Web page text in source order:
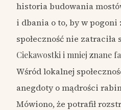
historia budowania
i dbania o to, by w pogoni
społeczność nie zatraciła
Ciekawostki i mniej znane
Wśród lokalnej
anegdoty o mądrości
Mówiono, że potrafił